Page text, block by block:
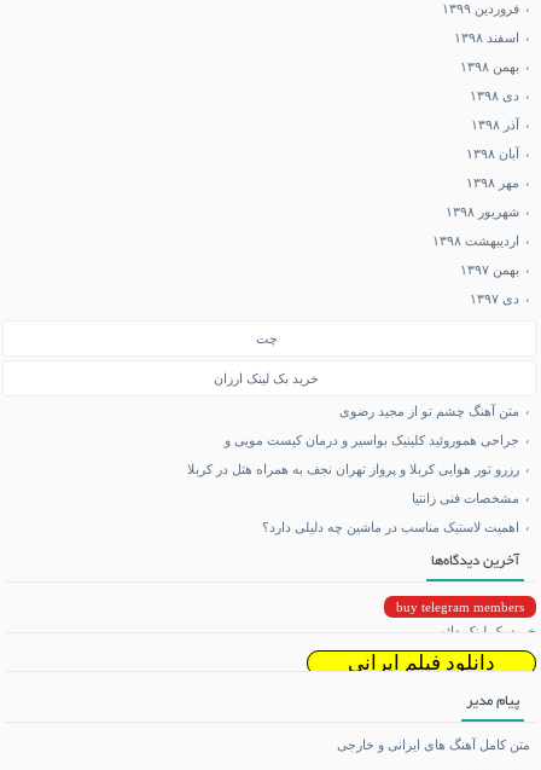
فروردین ۱۳۹۹
اسفند ۱۳۹۸
بهمن ۱۳۹۸
دی ۱۳۹۸
آذر ۱۳۹۸
آبان ۱۳۹۸
مهر ۱۳۹۸
شهریور ۱۳۹۸
اردیبهشت ۱۳۹۸
بهمن ۱۳۹۷
دی ۱۳۹۷
چت
خرید بک لینک ارزان
متن آهنگ چشم تو از مجید رضوی
جراحی هموروئید کلینیک بواسیر و درمان کیست مویی و
رزرو تور هوایی کربلا و پرواز تهران نجف به همراه هتل در کربلا
مشخصات فنی زانتیا
اهمیت لاستیک مناسب در ماشین چه دلیلی دارد؟
آخرین دیدگاه‌ها
buy telegram members
خرید بک لینک دائمی
دانلود فیلم ایرانی
دانلود ریمیکس
پیام مدیر
متن کامل آهنگ های ایرانی و خارجی